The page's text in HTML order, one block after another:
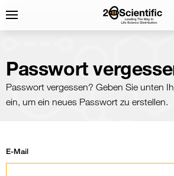
toMenu
Home
Passwort
Passwort vergessen? Geben Sie unten
ein, um ein neues Passwort zu erstellen.
E-Mail